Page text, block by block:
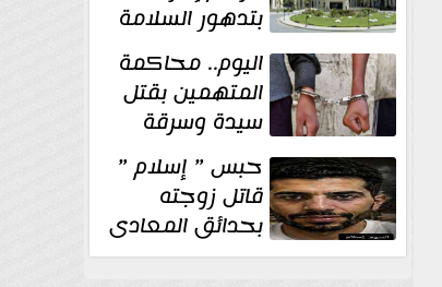
بتدهور السلامة
الإنشائية لأحد
مراكز الإصلاح والتأهيل
اليوم.. محاكمة
المتهمين بقتل
سيدة وسرقة
ذهبها في بولاق
الدكرور حبس ” إسلام ”
قاتل زوجته
بحدائق المعادى
١٥ يوم أخرى